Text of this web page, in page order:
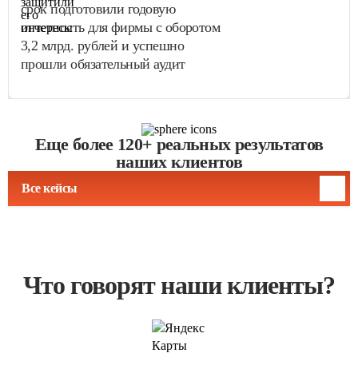
срок подготовили годовую
отчетность для фирмы с оборотом
3,2 млрд. рублей и успешно
прошли обязательный аудит
Еще более 120+ реальных результатов
наших клиентов
Все кейсы
Что говорят наши клиенты?